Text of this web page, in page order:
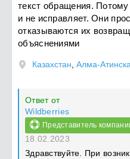
текст обращения. Потому
и не исправляет. Они
отказываются их
объяснениями
Казахстан Алма-
Ответ от
Wildberries
Представитель
18.02.2023
Здравствуйте. При